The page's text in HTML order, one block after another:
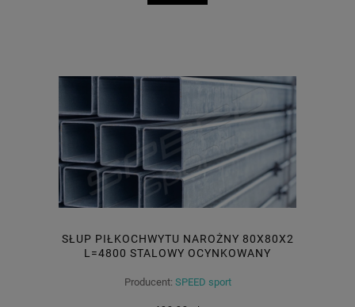
SŁUP PIŁKOCHWYTU NAROŻNY 80X80X2
L=4800 STALOWY OCYNKOWANY
Producent: SPEED sport